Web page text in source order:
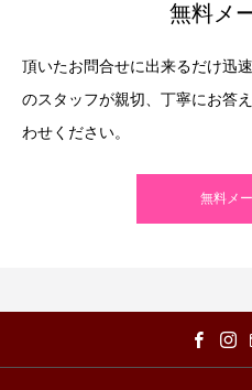
無料メ
頂いたお問合せに出来るだけ迅
のスタッフが親切、丁寧にお答
わせください。
無料メ